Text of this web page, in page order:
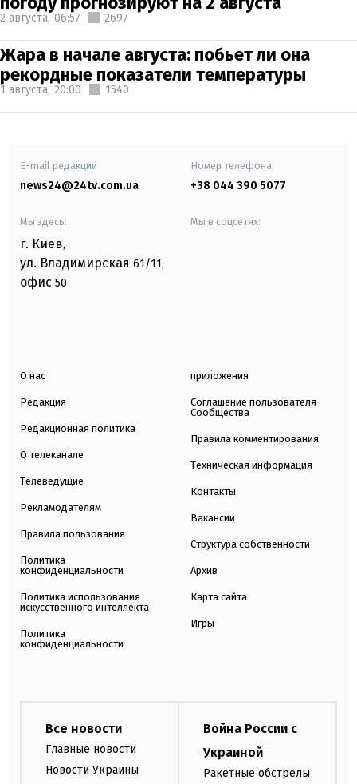
2 августа, 06:57 2697
Жара в начале августа: побьет ли она
рекордные показатели температуры
1 августа, 20:00 1540
E-mail редакции
news24@24tv.com.ua
Номер телефона:
+38 044 390 5077
Мы здесь:
г. Киев,
ул. Владимирская 61/11,
офис 50
Мы в соцсетях:
О нас
Редакция
Редакционная политика
О телеканале
Телеведущие
Рекламодателям
Правила пользования
Политика
конфиденциальности
Политика использования
искусственного интеллекта
Политика
конфиденциальности
приложения
Соглашение пользователя
Сообщества
Правила комментирования
Техническая информация
Контакты
Вакансии
Структура собственности
Архив
Карта сайта
Игры
Все новости
Главные новости
Новости Украины
Война России с
Украиной
Ракетные обстрелы